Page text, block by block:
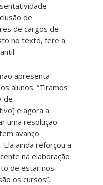
de
de cargos de
no texto, fere a
apresenta
alunos. “Tiramos
de
e agora a
uma resolução
avanço
Ela ainda reforçou a
na elaboração
de estar nos
os cursos”.